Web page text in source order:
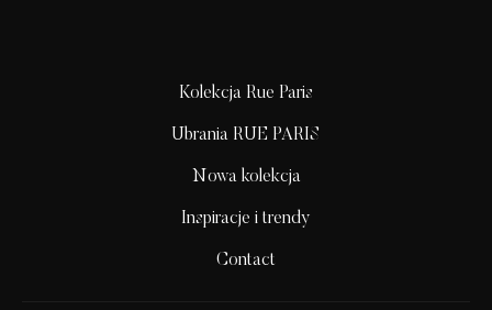
Kolekcja Rue Paris
Ubrania RUE PARIS
Nowa kolekcja
Inspiracje i trendy
Contact